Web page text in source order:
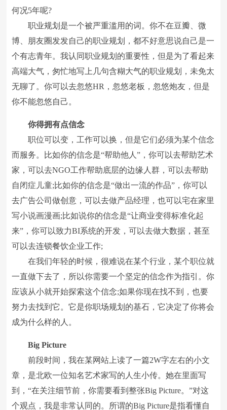
何况5年呢?
职业规划是一个被严重滥用的词。你不在豆瓣、微
博、朋友圈发发自己的职业规划，都不好意思说自己是一
个有志青年。我认同职业规划的重要性，但是为了看起来
高端大气，匆忙地写上几句含糊大气的职业规划，未免太
无聊了。你可以去忽悠HR，忽悠老板，忽悠炮友，但是
你不能忽悠自己。
你得拥有点信念
职位可以变，工作可以换，但是它们必须为某个信念
而服务。比如你的信念是“帮助他人”，你可以去帮助艺术
家，可以去NGO工作帮助底层的边缘人群，可以去帮助
自闭症儿童;比如你的信念是“做出一流的作品”，你可以
去广告公司做创意，可以去做产品经理，也可以宅在家里
写小说画漫画;比如说你的信念是“让商业变得标准化起
来”，你可以致力BI系统的开发，可以去做大数据，甚至
可以去连锁餐饮企业工作;
在我们年轻的时候，很难说在某个行业，某个职位就
一直做下去了，所以你需要一个坚定的信念作为指引。你
应该从小就开始探索这个信念;如果你现在找不到，也要
努力去找到它。它是你职场规划的基石，它决定了你将会
成为什么样的人。
Big Picture
前段时间，我在某网站上读了一篇2W字左右的小文
章，是北欧一位知名艺术家写的人生小传。她在里面写
到，“在关注细节前，你需要看到整张Big Picture。”对这
个观点，我是非常认同的。所谓的Big Picture是指看懂自